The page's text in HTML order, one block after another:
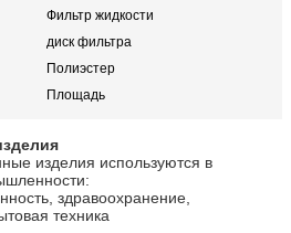
Фильтр жидкости
диск фильтра
Полиэстер
Площадь
изделия используются в
здравоохранение,
техника